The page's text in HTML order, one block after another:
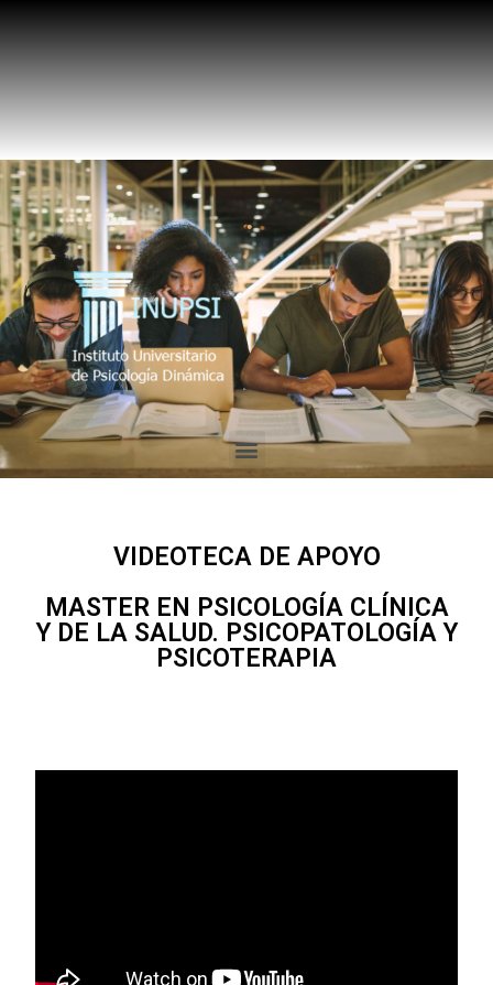
VIDEOTECA DE APOYO
MASTER EN PSICOLOGÍA CLÍNICA
Y DE LA SALUD. PSICOPATOLOGÍA Y
PSICOTERAPIA